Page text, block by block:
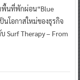
พื้นที่พักผ่อน“Blue
นโอกาสใหม่ของธุรกิจ
Surf Therapy – From